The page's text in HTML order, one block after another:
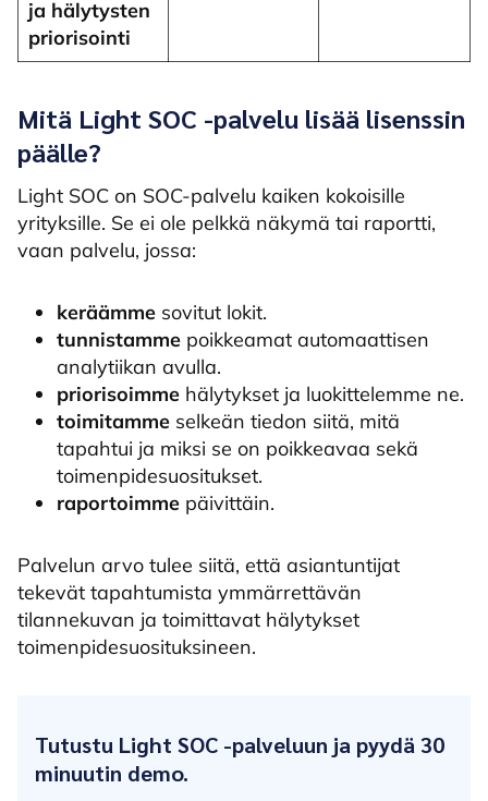
ja hälytysten
priorisointi
Mitä Light SOC -palvelu lisää lisenssin
päälle?
Light SOC on SOC-palvelu kaiken kokoisille
yrityksille. Se ei ole pelkkä näkymä tai raportti,
vaan palvelu, jossa:
keräämme sovitut lokit.
tunnistamme poikkeamat automaattisen
analytiikan avulla.
priorisoimme hälytykset ja luokittelemme ne.
toimitamme selkeän tiedon siitä, mitä
tapahtui ja miksi se on poikkeavaa sekä
toimenpidesuositukset.
raportoimme päivittäin.
Palvelun arvo tulee siitä, että asiantuntijat
tekevät tapahtumista ymmärrettävän
tilannekuvan ja toimittavat hälytykset
toimenpidesuosituksineen.
Tutustu Light SOC -palveluun ja pyydä 30
minuutin demo.